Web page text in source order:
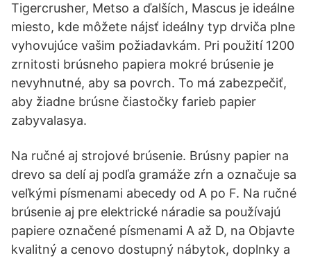
Tigercrusher, Metso a ďalších, Mascus je ideálne
miesto, kde môžete nájsť ideálny typ drviča plne
vyhovujúce vašim požiadavkám. Pri použití 1200
zrnitosti brúsneho papiera mokré brúsenie je
nevyhnutné, aby sa povrch. To má zabezpečiť,
aby žiadne brúsne čiastočky farieb papier
zabyvalasya.
Na ručné aj strojové brúsenie. Brúsny papier na
drevo sa delí aj podľa gramáže zŕn a označuje sa
veľkými písmenami abecedy od A po F. Na ručné
brúsenie aj pre elektrické náradie sa používajú
papiere označené písmenami A až D, na Objavte
kvalitný a cenovo dostupný nábytok, doplnky a